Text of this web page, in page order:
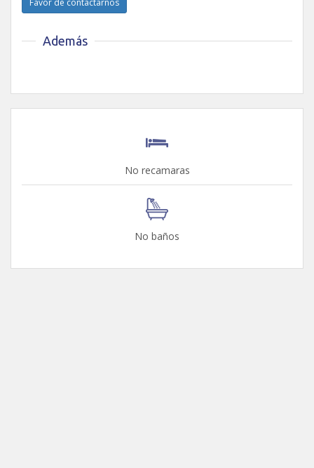
Favor de contactarnos
Además
No recamaras
No baños